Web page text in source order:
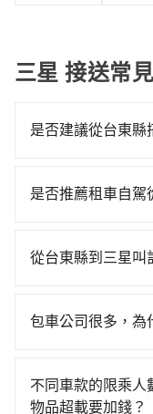
三星 接送常
是否建議從台東縣
叫計程車前往高鐵
元、車程約235分
價1,530元，再用
假設一人獨行，交
法執照的計程車僅
是否推薦租車自駕
在車上休息，那在
Tiida，一天租金
元）、保險費、罰
里程限定200~400
從台東縣到三星叫
灣大車隊，如果在
約為6,250~9,400
$1,400。但如果你
包車公司很多，
以依照您行程人數
旅途安全無憂，我
不同車款的限乘
物品超載要加錢？